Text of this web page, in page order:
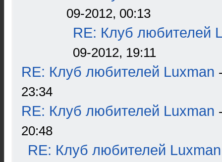
09-2012, 00:13
RE: Клуб любителей
09-2012, 19:11
RE: Клуб любителей Luxman
23:34
RE: Клуб любителей Luxman
20:48
RE: Клуб любителей Luxman